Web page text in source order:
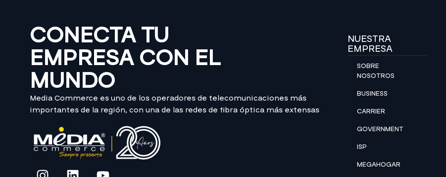
CONECTA TU
EMPRESA CON EL
MUNDO
Media Commerce es uno de los operadores de telecomunicaciones más
importantes de la región, con una de las redes de fibra óptica más extensas
NUESTRA
EMPRESA
SOBRE
NOSOTROS
BUSINESS
CARRIER
GOVERNMENT
ISP
MEGAHOGAR